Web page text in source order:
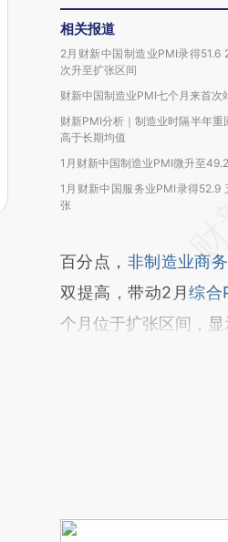
相关报道
2月财新中国制造业PMI录得51.6
次升至扩张区间
财新中国制造业PMI七个月来首次
财新PMI分析｜制造业时隔半年重
高于长期均值
1月财新中国制造业PMI微升至
1月财新中国服务业PMI录得52.9
张
百分点， 非制造业商
双提高，带动2月综合
个月位于扩张区间，